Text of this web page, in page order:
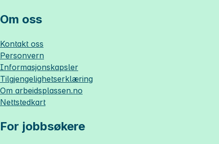
Om oss
Kontakt oss
Personvern
Informasjonskapsler
Tilgjengelighetserklæring
Om arbeidsplassen.no
Nettstedkart
For jobbsøkere